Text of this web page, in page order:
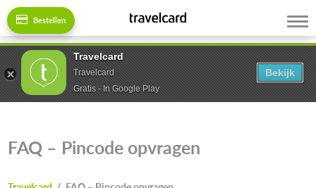
Bestellen
FAQ – Pincode opvragen
Travelcard
Travelcard
Gratis - In Google Play
Bekijk